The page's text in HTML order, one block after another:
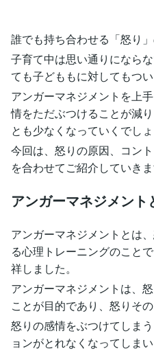
誰でも持ち合わせる「怒り」
子育て中は思い通りになら
ても子どももに対してもつ
アンガーマネジメントを上
情をただぶつけることが減
とも少なくなっていくでしょ
今回は、怒りの原因、コン
を合わせてご紹介していきま
アンガーマネジメント
アンガーマネジメントとは
る心理トレーニングのこと
祥しました。
アンガーマネジメントは、
ことが目的であり、怒りそ
怒りの感情をぶつけてしま
ョンがとれなくなってしまい